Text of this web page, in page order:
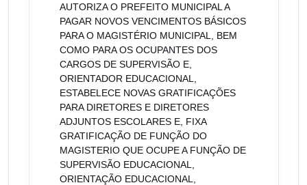
AUTORIZA O PREFEITO MUNICIPAL A
PAGAR NOVOS VENCIMENTOS BÁSICOS
PARA O MAGISTÉRIO MUNICIPAL, BEM
COMO PARA OS OCUPANTES DOS
CARGOS DE SUPERVISÃO E,
ORIENTADOR EDUCACIONAL,
ESTABELECE NOVAS GRATIFICAÇÕES
PARA DIRETORES E DIRETORES
ADJUNTOS ESCOLARES E, FIXA
GRATIFICAÇÃO DE FUNÇÃO DO
MAGISTERIO QUE OCUPE A FUNÇÃO DE
SUPERVISÃO EDUCACIONAL,
ORIENTAÇÃO EDUCACIONAL,